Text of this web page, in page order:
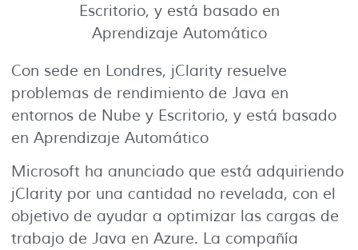
Escritorio, y está basado en
Aprendizaje Automático
Con sede en Londres, jClarity resuelve
problemas de rendimiento de Java en
entornos de Nube y Escritorio, y está basado
en Aprendizaje Automático
Microsoft ha anunciado que está adquiriendo
jClarity por una cantidad no revelada, con el
objetivo de ayudar a optimizar las cargas de
trabajo de Java en Azure. La compañía